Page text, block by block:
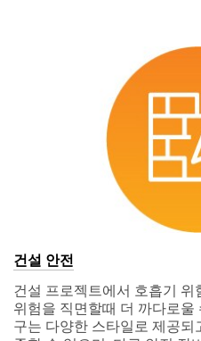
건설 안전
건설 프로젝트에서 호흡기
위험을 직면할때 더 까다로
구는 다양한 스타일로 제공